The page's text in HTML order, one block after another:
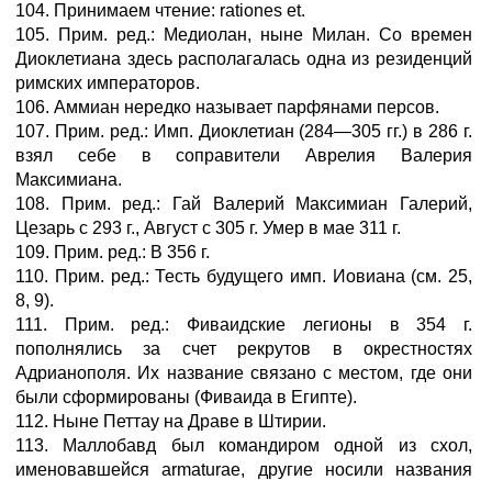
104. Принимаем чтение: rationes et.
105. Прим. ред.: Медиолан, ныне Милан. Со времен
Диоклетиана здесь располагалась одна из резиденций
римских императоров.
106. Аммиан нередко называет парфянами персов.
107. Прим. ред.: Имп. Диоклетиан (284—305 гг.) в 286 г.
взял себе в соправители Аврелия Валерия
Максимиана.
108. Прим. ред.: Гай Валерий Максимиан Галерий,
Цезарь с 293 г., Август с 305 г. Умер в мае 311 г.
109. Прим. ред.: В 356 г.
110. Прим. ред.: Тесть будущего имп. Иовиана (см. 25,
8, 9).
111. Прим. ред.: Фиваидские легионы в 354 г.
пополнялись за счет рекрутов в окрестностях
Адрианополя. Их название связано с местом, где они
были сформированы (Фиваида в Египте).
112. Ныне Петтау на Драве в Штирии.
113. Маллобавд был командиром одной из схол,
именовавшейся armaturae, другие носили названия